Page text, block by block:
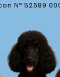
Nº 52689